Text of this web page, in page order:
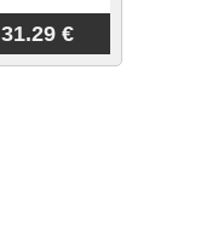
31.29 €